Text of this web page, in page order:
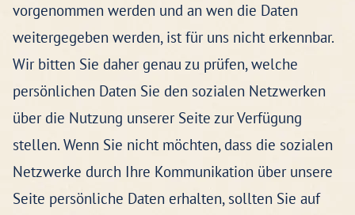
vorgenommen werden und an wen die Daten
weitergegeben werden, ist für uns nicht erkennbar.
Wir bitten Sie daher genau zu prüfen, welche
persönlichen Daten Sie den sozialen Netzwerken
über die Nutzung unserer Seite zur Verfügung
stellen. Wenn Sie nicht möchten, dass die sozialen
Netzwerke durch Ihre Kommunikation über unsere
Seite persönliche Daten erhalten, sollten Sie auf